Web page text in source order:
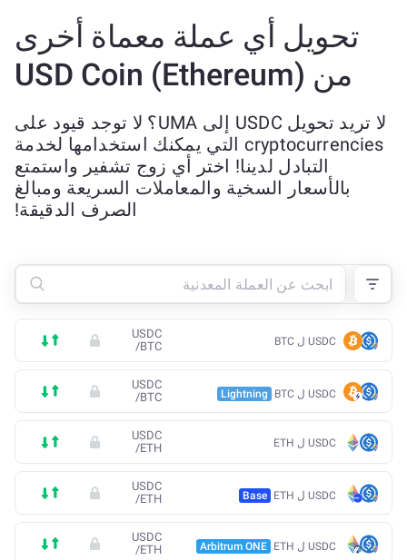
تحويل أي عملة معماة أخرى
من USD Coin (Ethereum)
لا تريد تحويل USDC إلى UMA؟ لا توجد قيود على
cryptocurrencies التي يمكنك استخدامها لخدمة
التبادل لدينا! اختر أي زوج تشفير واستمتع
بالأسعار السخية والمعاملات السريعة ومبالغ
الصرف الدقيقة!
USDC ل BTC
USDC
/BTC
USDC ل BTC Lightning
USDC
/BTC
USDC ل ETH
USDC
/ETH
USDC ل ETH Base
USDC
/ETH
USDC ل ETH Arbitrum ONE
USDC
/ETH